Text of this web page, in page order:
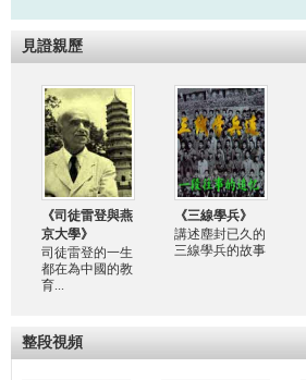
見證親歷
《司徒雷登與燕
京大學》
司徒雷登的一生
都在為中國的教
育...
《三線學兵》
講述塵封已久的
三線學兵的故事
整段視頻